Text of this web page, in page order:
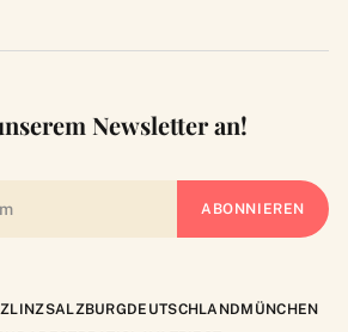
LINZSALZBURGDEUTSCHLANDMÜNCHEN
Newsletter an!